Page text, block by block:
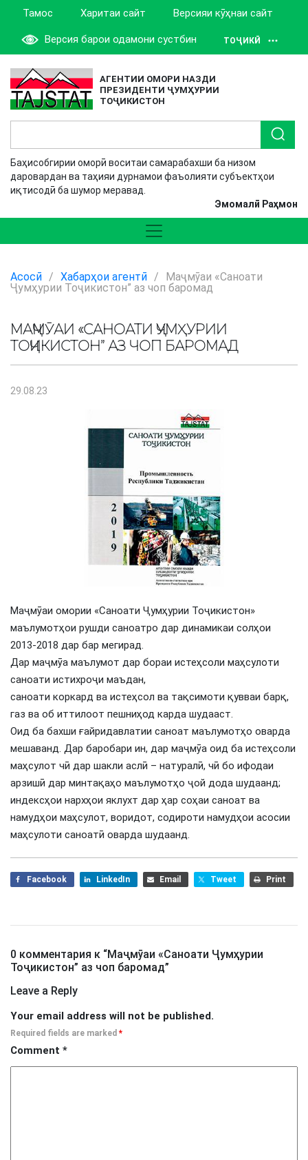
Тамос Харитаи сайт Версияи кӯҳнаи сайт
Версия барои одамони сустбин ТОҶИКӢ
АГЕНТИИ ОМОРИ НАЗДИ
ПРЕЗИДЕНТИ ҶУМҲУРИИ
ТОҶИКИСТОН
Баҳисобгирии оморӣ воситаи самарабахши ба низом
даровардан ва таҳияи дурнамои фаъолияти субъектҳои
иқтисодӣ ба шумор меравад.
Эмомалӣ Раҳмон
Асосӣ / Хабарҳои агентӣ /
Маҷмӯаи «Саноати
Ҷумҳурии Тоҷикистон” аз чоп баромад
МАҶМӮАИ «САНОАТИ ҶУМҲУРИИ
ТОҶИКИСТОН” АЗ ЧОП БАРОМАД
29.08.23
Маҷмӯаи омории «Саноати Ҷумҳурии Тоҷикистон»
маълумотҳои рушди саноатро дар динамикаи солҳои
2013-2018 дар бар мегирад.
Дар маҷмӯа маълумот дар бораи истеҳсоли маҳсулоти
саноати истихроҷи маъдан,
саноати коркард ва истеҳсол ва тақсимоти қувваи барқ,
газ ва об иттилоот пешниҳод карда шудааст.
Оид ба бахши ғайридавлатии саноат маълумотҳо оварда
мешаванд. Дар баробари ин, дар маҷмӯа оид ба истеҳсоли
маҳсулот чӣ дар шакли аслӣ – натуралӣ, чӣ бо ифодаи
арзишӣ дар минтақаҳо маълумотҳо ҷой дода шудаанд;
индексҳои нархҳои яклухт дар ҳар соҳаи саноат ва
намудҳои маҳсулот, воридот, содироти намудҳои асосии
маҳсулоти саноатӣ оварда шудаанд.
Facebook LinkedIn Email Tweet Print
0 комментария к “Маҷмӯаи «Саноати Ҷумҳурии
Тоҷикистон” аз чоп баромад”
Leave a Reply
Your email address will not be published.
Required fields are marked *
Comment *